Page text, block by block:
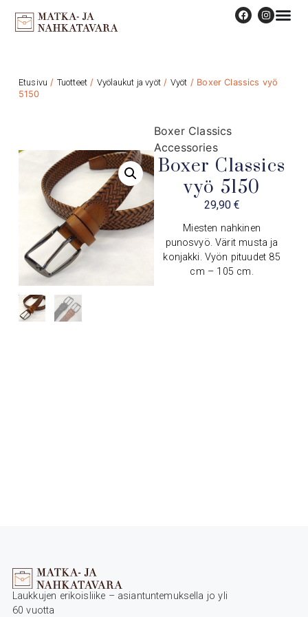
Etusivu / Tuotteet / Vyölaukut ja vyöt/ Vyöt / Boxer Classics vyö
5150
Boxer Classics
Accessories
Boxer Classics
vyö 5150
29,90 €
Miesten nahkinen
punosvyö. Värit musta ja
konjakki. Vyön pituudet 85
cm – 105 cm.
Laukkujen erikoisliike – asiantuntemuksella jo yli
60 vuotta